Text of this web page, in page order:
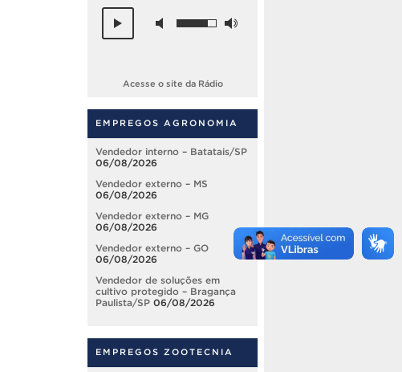
Acesse o site da Rádio
EMPREGOS AGRONOMIA
Vendedor interno – Batatais/SP
06/08/2026
Vendedor externo – MS
06/08/2026
Vendedor externo – MG
06/08/2026
Vendedor externo – GO
06/08/2026
Vendedor de soluções em
cultivo protegido – Bragança
Paulista/SP 06/08/2026
EMPREGOS ZOOTECNIA